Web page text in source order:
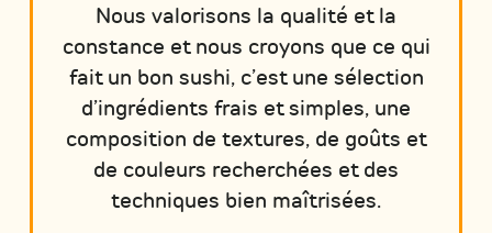
Nous valorisons la qualité et la
constance et nous croyons que ce qui
fait un bon sushi, c’est une sélection
d’ingrédients frais et simples, une
composition de textures, de goûts et
de couleurs recherchées et des
techniques bien maîtrisées.